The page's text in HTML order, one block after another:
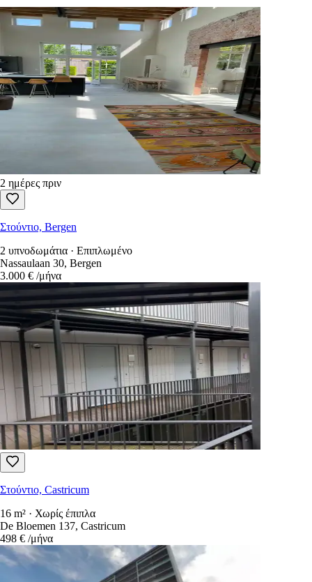
2 ημέρες πριν
Στούντιο, Bergen
2 υπνοδωμάτια · Επιπλωμένο
Nassaulaan 30, Bergen
3.000 € /μήνα
Στούντιο, Castricum
16 m² · Χωρίς έπιπλα
De Bloemen 137, Castricum
498 € /μήνα